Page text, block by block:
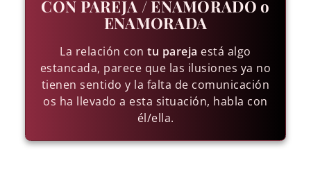
CON PAREJA / ENAMORADO o
ENAMORADA
La relación contu pareja está algo
estancada, parece que las ilusiones ya no
tienen sentido y la falta de comunicación
os ha llevado a esta situación, habla con
él/ella.